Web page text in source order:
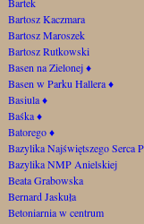
Bartosz Kaczmara
Bartosz Maroszek
Bartosz Rutkowski
Basen na Zielonej♦
Basen w Parku Hallera♦
Basiula♦
Baśka♦
Batorego♦
Bazylika Najświętszego Serca
Bazylika NMP Anielskiej
Beata Grabowska
Bernard Jaskuła
Betoniarnia w centrum